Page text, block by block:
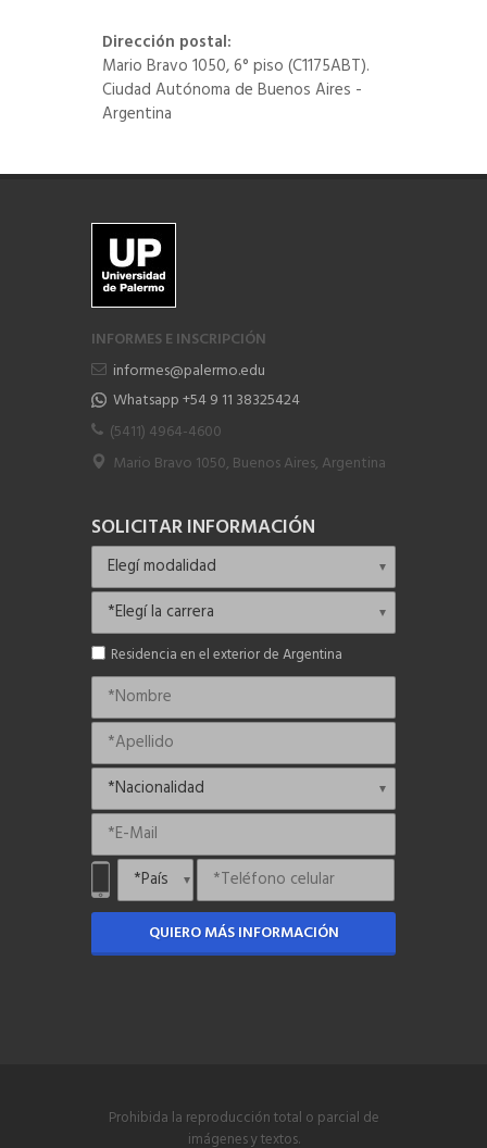
Dirección postal:
Mario Bravo 1050, 6° piso (C1175ABT).
Ciudad Autónoma de Buenos Aires -
Argentina
INFORMES E INSCRIPCIÓN
informes@palermo.edu
Whatsapp +54 9 11 38325424
(5411) 4964-4600
Mario Bravo 1050, Buenos Aires, Argentina
SOLICITAR INFORMACIÓN
Residencia en el exterior de Argentina
QUIERO MÁS INFORMACIÓN
Prohibida la reproducción total o parcial de
imágenes y textos.